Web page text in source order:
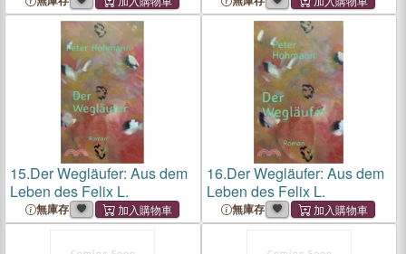
15.Der Wegläufer: Aus dem
Leben des Felix L.
無庫存
16.Der Wegläufer: Aus dem
Leben des Felix L.
無庫存